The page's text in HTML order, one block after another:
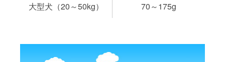
大型犬（20～50kg） 70～175g